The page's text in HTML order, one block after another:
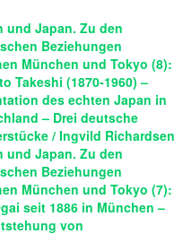
und Japan. Zu den
Beziehungen
München und Tokyo (8):
Takeshi (1870-1960) –
des echten Japan in
– Drei deutsche
/ Ingvild Richardsen
und Japan. Zu den
Beziehungen
München und Tokyo (7):
seit 1886 in München –
von